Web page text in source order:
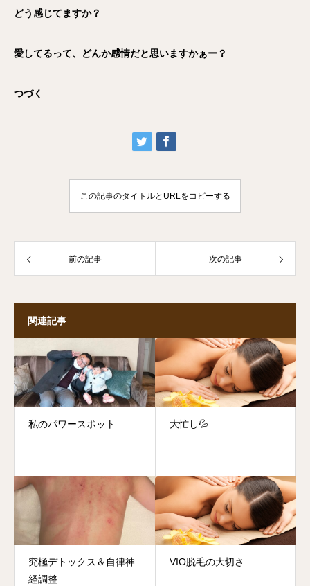
どう感じてますか？
愛してるって、どんか感情だと思いますかぁー？
つづく
この記事のタイトルとURLをコピーする
前の記事 次の記事
関連記事
私のパワースポット 大忙し💦
究極デトックス＆自律神
経調整
VIO脱毛の大切さ